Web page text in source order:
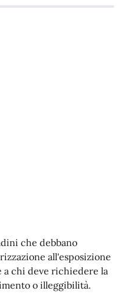
che debbano
all'esposizione
a chi deve richiedere la
o illeggibilità.